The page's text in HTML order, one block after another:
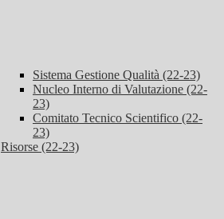
Sistema Gestione Qualità (22-23)
Nucleo Interno di Valutazione (22-
23)
Comitato Tecnico Scientifico (22-
23)
Risorse (22-23)